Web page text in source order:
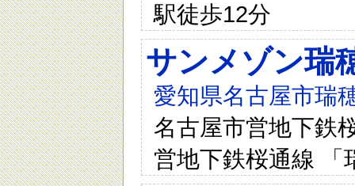
駅徒歩12分
サンメゾン瑞
愛知県名古屋市瑞
名古屋市営地下鉄
営地下鉄桜通線 「